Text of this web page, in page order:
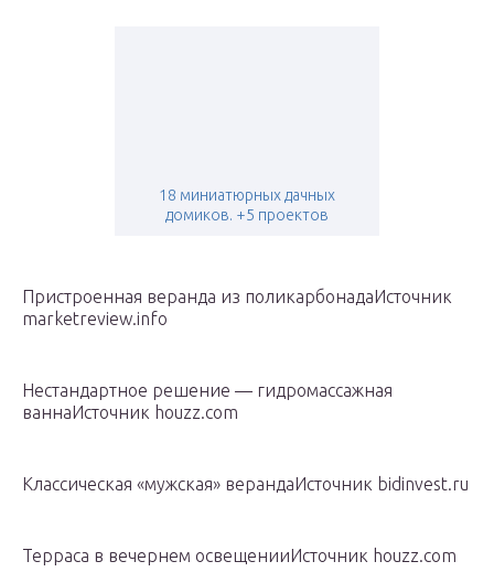
18 миниатюрных дачных
домиков. +5 проектов
Пристроенная веранда из поликарбонадаИсточник
marketreview.info
Нестандартное решение — гидромассажная
ваннаИсточник houzz.com
Классическая «мужская» верандаИсточник bidinvest.ru
Терраса в вечернем освещенииИсточник houzz.com